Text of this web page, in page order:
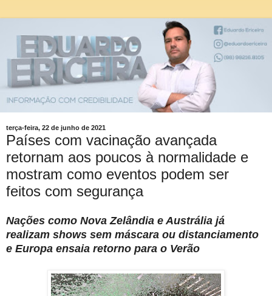
terça-feira, 22 de junho de 2021
Países com vacinação avançada
retornam aos poucos à normalidade e
mostram como eventos podem ser
feitos com segurança
Nações como Nova Zelândia e Austrália já
realizam shows sem máscara ou distanciamento
e Europa ensaia retorno para o Verão